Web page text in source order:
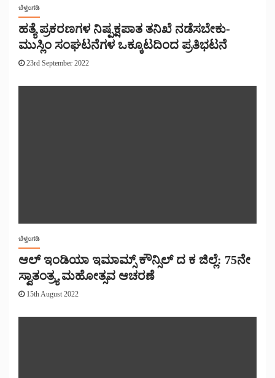
ಬೆಳ್ತಂಗಡಿ
ಹತ್ಯೆ ಪ್ರಕರಣಗಳ ನಿಷ್ಪಕ್ಷಪಾತ ತನಿಖೆ ನಡೆಸಬೇಕು-
ಮುಸ್ಲಿಂ ಸಂಘಟನೆಗಳ ಒಕ್ಕೂಟದಿಂದ ಪ್ರತಿಭಟನೆ
23rd September 2022
ಬೆಳ್ತಂಗಡಿ
ಆಲ್ ಇಂಡಿಯಾ ಇಮಾಮ್ಸ್ ಕೌನ್ಸಿಲ್‌ ದ ಕ ಜಿಲ್ಲೆ: 75ನೇ
ಸ್ವಾತಂತ್ರ್ಯ ಮಹೋತ್ಸವ ಆಚರಣೆ
15th August 2022